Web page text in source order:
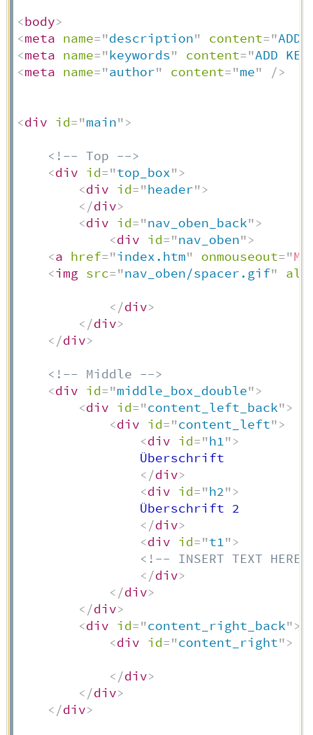
<body>
<meta name="description" content="ADD
<meta name="keywords" content="ADD
<meta name="author" content="me" />
<div id="main">
<!-- Top -->
<div id="top_box">
<div id="header">
</div>
<div id="nav_oben_back">
<div id="nav_oben">
<a href="index.htm" onmouseout="
<img src="nav_oben/spacer.gif" alt
</div>
</div>
</div>
<!-- Middle -->
<div id="middle_box_double">
<div id="content_left_back">
<div id="content_left">
<div id="h1">
                Überschrift
</div>
<div id="h2">
                Überschrift 2
</div>
<div id="t1">
<!-- INSERT TEXT HERE
</div>
</div>
</div>
<div id="content_right_back">
<div id="content_right">
</div>
</div>
</div>